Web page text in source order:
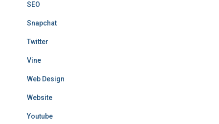
SEO
Snapchat
Twitter
Vine
Web Design
Website
Youtube